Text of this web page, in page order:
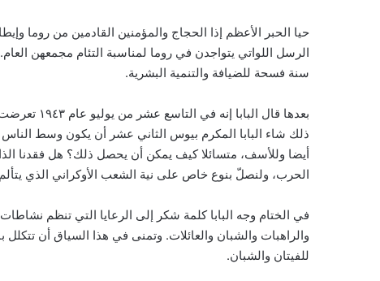
حيا الحبر الأعظم إذا الحجاج والمؤمنين القادمين من روما
الرسل اللواتي يتواجدن في روما لمناسبة التئام مجمعهن
سنة فسحة للضيافة والتنمية البشرية.
بعدها قال
ذلك شاء البابا المكرم بيوس الثاني عشر أن يكون وسط
أيضا وللأسف، متسائلا كيف يمكن أن يحصل ذلك؟ هل فقدنا
الحرب، ولنصلّ بنوع خاص على نية الشعب الأوكراني الذي يتألم
في الختام وجه البابا كلمة شكر إلى الرعايا التي تنظم
والراهبات والشبان والعائلات. وتمنى في هذا السياق أن
للفيتان والشبان.